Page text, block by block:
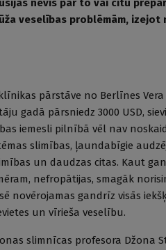
nevis par to vai citu
veselības problēmām, izejot
pārstāve no Berlīnes Vera
gadā pārsniedz 3000 USD,
iemesli pilnībā vēl nav
slimības, ļaundabīgie
un daudzas citas. Kaut
nefropātijas, smagāk
novērojamas gandrīz visās
un vīrieša veselību.
slimnīcas profesora Džona